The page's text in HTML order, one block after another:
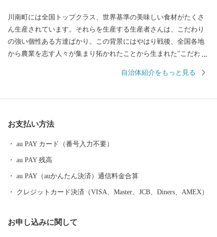
川南町には全国トップクラス、世界基準の美味しい食材がたくさ
ん生産されています。それらを生産する生産者さんは、こだわり
の強い個性ある方達ばかり。この背景にはやはり戦後、全国各地
から農業を志す人々が集まり拓かれたことから生まれた"こだわり
南の魅力で、この魅力を「この町の気質から生まれる品質＝"川南
自治体紹介をもっと見る
お支払い方法
au PAY カード（番号入力不要）
au PAY 残高
au PAY（auかんたん決済）通信料金合算
クレジットカード決済（VISA、Master、JCB、Diners、AMEX）
お申し込みに関して